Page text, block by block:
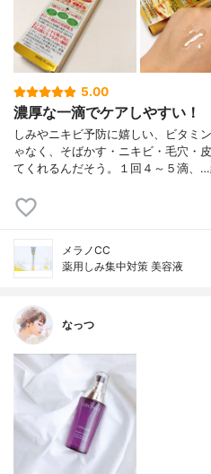
5.00
濃厚な一滴でケアしやすい！
しみやニキビ予防に嬉しい、ビタミ
ゃなく、そばかす・ニキビ・毛穴・
てくれるんだそう。１回４～５滴、…
メラノCC
薬用しみ集中対策 美容液
なっつ